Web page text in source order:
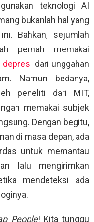
teknologi AI
bukanlah hal yang
Bahkan, sejumlah
pernah memakai
depresi dari unggahan
Namun bedanya,
peneliti dari MIT,
memakai subjek
Dengan begitu,
di masa depan, ada
untuk memantau
lalu mengirimkan
mendeteksi ada
People! Kita tunggu